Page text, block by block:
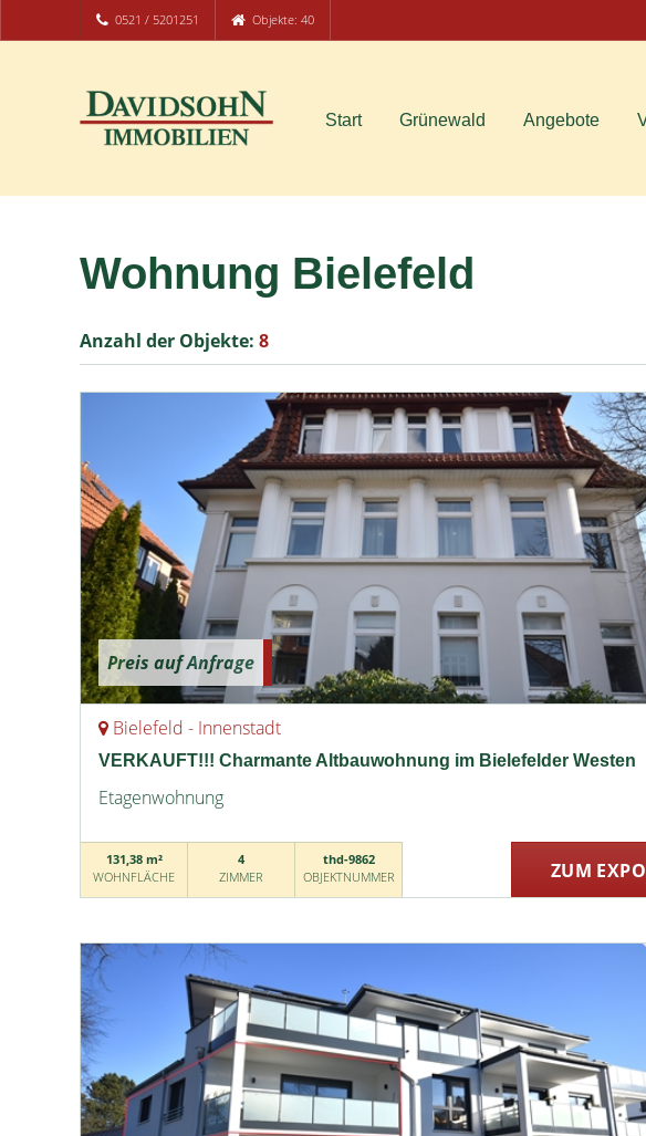
0521 / 5201251 Objekte: 40
Start Grünewald Angebote
Wohnung Bielefeld
Anzahl der Objekte: 8
Preis auf Anfrage
Bielefeld - Innenstadt
VERKAUFT!!! Charmante Altbauwohnung im Bielefelder Westen
Etagenwohnung
131,38 m²
WOHNFLÄCHE
4
ZIMMER
thd-9862
OBJEKTNUMMER
ZUM